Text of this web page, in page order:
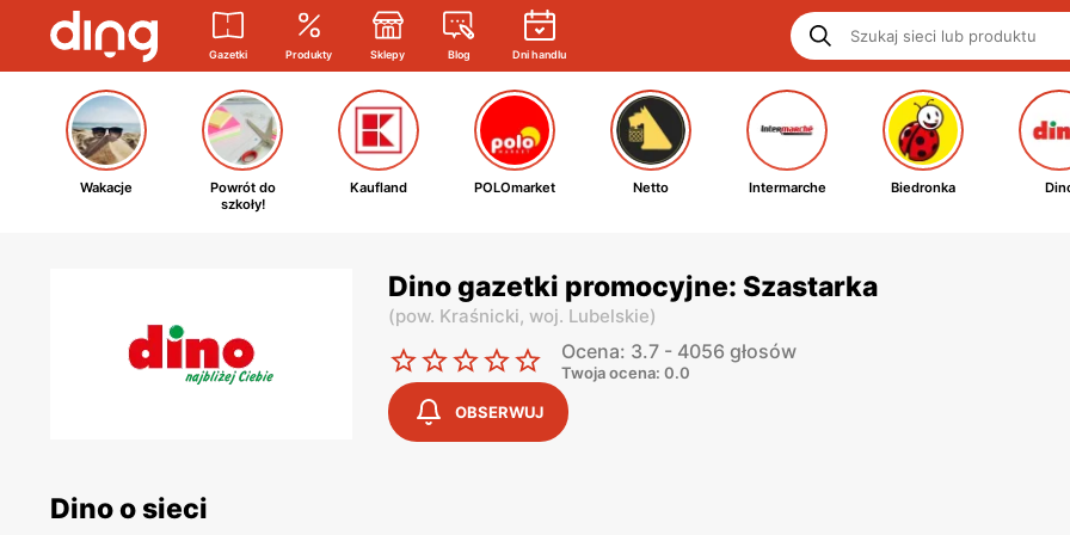
Gazetki Produkty Sklepy Blog Dni handlu
Wakacje
Powrót do
szkoły!
Kaufland POLOmarket Netto Intermarche Biedronka
Dino gazetki promocyjne: Szastarka
(pow. Kraśnicki, woj. Lubelskie)
Ocena: 3.7 - 4056 głosów
Twoja ocena: 0.0
OBSERWUJ
Dino o sieci